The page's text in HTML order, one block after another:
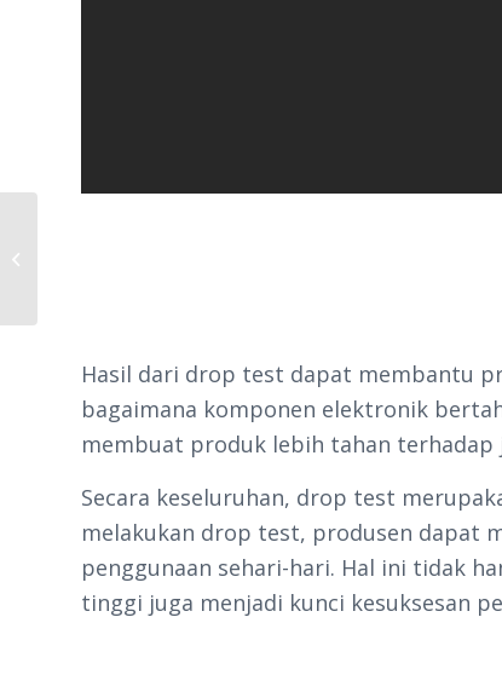
Hasil dari drop test dapat membantu
bagaimana komponen elektronik
membuat produk lebih tahan terhadap
Secara keseluruhan, drop test
melakukan drop test, produsen dapat
penggunaan sehari-hari. Hal ini tidak
tinggi juga menjadi kunci kesuksesan